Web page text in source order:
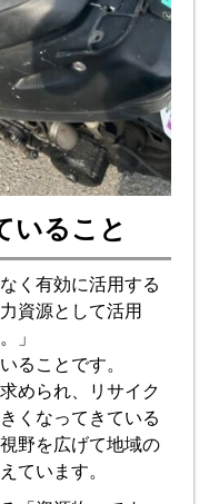
いること
く有効に活用する
資源として活用
」
ることです。
められ、リサイク
くなってきている
野を広げて地域の
ています。